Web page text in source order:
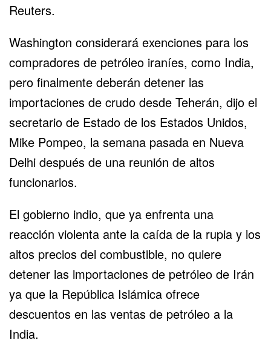
Reuters.
Washington considerará exenciones para los
compradores de petróleo iraníes, como India,
pero finalmente deberán detener las
importaciones de crudo desde Teherán, dijo el
secretario de Estado de los Estados Unidos,
Mike Pompeo, la semana pasada en Nueva
Delhi después de una reunión de altos
funcionarios.
El gobierno indio, que ya enfrenta una
reacción violenta ante la caída de la rupia y los
altos precios del combustible, no quiere
detener las importaciones de petróleo de Irán
ya que la República Islámica ofrece
descuentos en las ventas de petróleo a la
India.